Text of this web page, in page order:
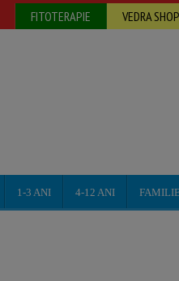
FITOTERAPIE VEDRA SHOP
1-3 ANI 4-12 ANI